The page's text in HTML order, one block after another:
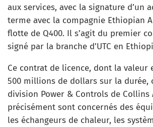
aux services, avec la signature d’un
terme avec la compagnie Ethiopian
flotte de Q400. Il s’agit du premier
signé par la branche d’UTC en
Ce contrat de licence, dont la valeur
500 millions de dollars sur la durée,
division Power & Controls de Collins
précisément sont concernés des
les échangeurs de chaleur, les